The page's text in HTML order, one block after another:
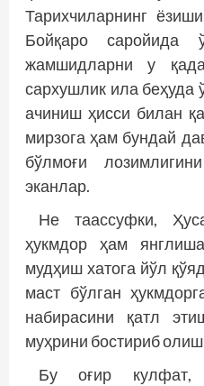
Тарихчиларнинг
Бойқаро саройида
жамшидларни у
сархушлик ила беҳуда
ачиниш ҳисси билан
мирзога ҳам бундай
бўлмоғи
эканлар.
Не таассуфки,
ҳукмдор ҳам
мудҳиш хатога йўл
маст бўлган
набирасини қатл
муҳрини бостириб
Бу оғир кулфат,